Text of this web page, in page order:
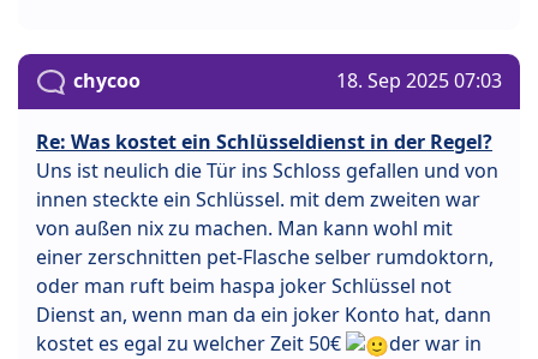
chycoo 18. Sep 2025 07:03
Re: Was kostet ein Schlüsseldienst in der Regel?
Uns ist neulich die Tür ins Schloss gefallen und von
innen steckte ein Schlüssel. mit dem zweiten war
von außen nix zu machen. Man kann wohl mit
einer zerschnitten pet-Flasche selber rumdoktorn,
oder man ruft beim haspa joker Schlüssel not
Dienst an, wenn man da ein joker Konto hat, dann
kostet es egal zu welcher Zeit 50€
der war in